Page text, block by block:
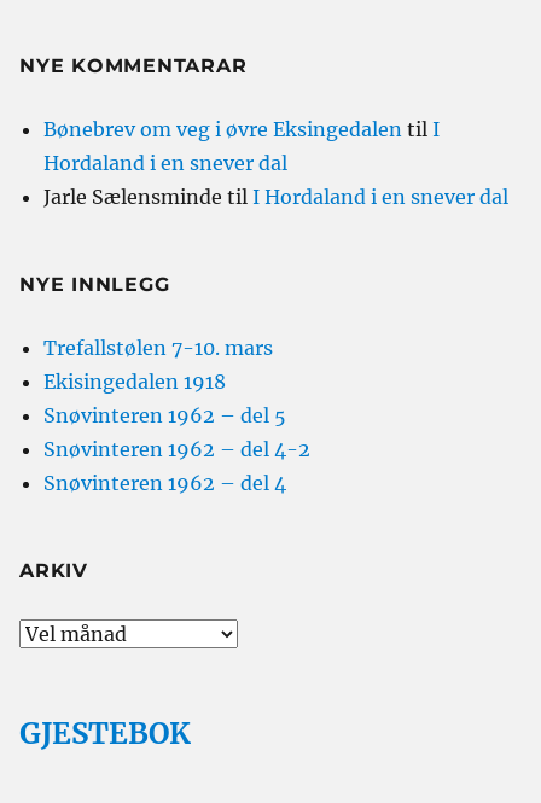
NYE KOMMENTARAR
Bønebrev om veg i øvre Eksingedalen til I
Hordaland i en snever dal
Jarle Sælensminde til I Hordaland i en snever dal
NYE INNLEGG
Trefallstølen 7-10. mars
Ekisingedalen 1918
Snøvinteren 1962 – del 5
Snøvinteren 1962 – del 4-2
Snøvinteren 1962 – del 4
ARKIV
Arkiv
GJESTEBOK